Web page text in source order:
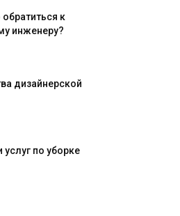
к
инженеру?
дизайнерской
услуг по уборке